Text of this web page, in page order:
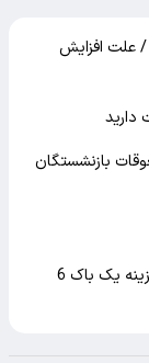
علت افزایش
دارید
بازنشستگان
نرخ بنزین در تهران لیتری 130 هزارتومان شد / هزینه یک باک 6